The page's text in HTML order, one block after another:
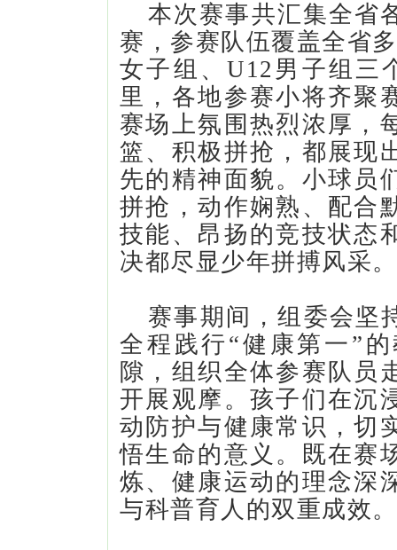
本次赛事共汇集全省
赛，参赛队伍覆盖全省
女子组、U12男子组三
里，各地参赛小将齐聚
赛场上氛围热烈浓厚，
篮、积极拼抢，都展现
先的精神面貌。小球员
拼抢，动作娴熟、配合
技能、昂扬的竞技状态
决都尽显少年拼搏风采。
赛事期间，组委会坚
全程践行“健康第一”
隙，组织全体参赛队员
开展观摩。孩子们在沉
动防护与健康常识，切
悟生命的意义。既在赛
炼、健康运动的理念深
与科普育人的双重成效。